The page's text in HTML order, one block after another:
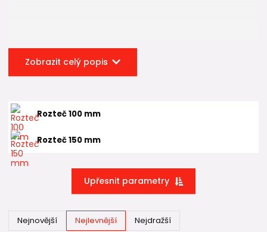
Zobrazit celý popis
Rozteč 100 mm
Rozteč 150 mm
Upřesnit parametry
Nejnovější Nejlevnější Nejdražší